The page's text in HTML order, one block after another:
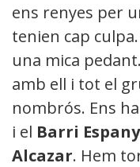
ens renyes per
tenien cap
una mica
amb ell i tot el
nombrós. Ens
i el Barri
Alcazar. Hem